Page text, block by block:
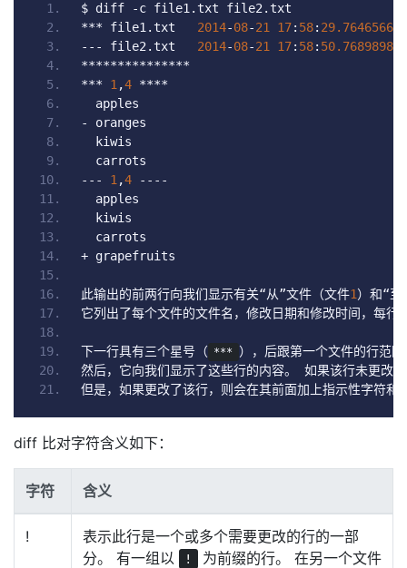
$ diff -c file1 . txt file2 . txt
*** file1 . txt 2014-08-21 17: 58: 29.764656635
---
file2 . txt 2014-08-21 17: 58: 50.768989841
***************
***
1 ,4 ****
  apples
-
oranges
  kiwis
  carrots
---
1 ,4
----
  apples
  kiwis
  carrots
+ grapefruits
此输出的前两行向我们显示有关“从”文件（文件1）和“至
它列出了每个文件的文件名，修改日期和修改时间，每行
下一行具有三个星号（ ***
），后跟第一个文件的行范
然后，它向我们显示了这些行的内容。
如果该行未更改
但是，如果更改了该行，则会在其前面加上指示性字符和
diff 比对字符含义如下：
字符 含义
!
表示此行是一个或多个需要更改的行的一部
分。 有一组以
!
为前缀的行。 在另一个文件